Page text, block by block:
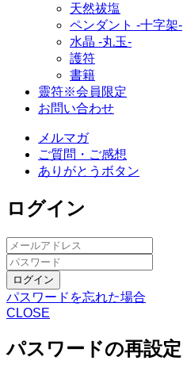
天然祓塩
ペンダント -十字架-
水晶 -丸玉-
護符
書籍
靈符※会員限定
お問い合わせ
メルマガ
ご質問・ご感想
ありがとうボタン
ログイン
ログイン
パスワードを忘れた場合
CLOSE
パスワードの再設定